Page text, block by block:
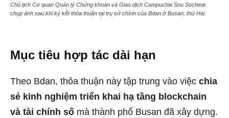
Chủ tịch Cơ quan Quản lý Chứng khoán và Giao dịch Campuchia Sou Socheat
chụp ảnh sau khi ký kết thỏa thuận tại trụ sở chính của Bdan ở Busan, thứ Hai.
Mục tiêu hợp tác dài hạn
Theo Bdan, thỏa thuận này tập trung vào việc chia
sẻ kinh nghiệm triển khai hạ tầng blockchain
và tài chính số mà thành phố Busan đã xây dựng.